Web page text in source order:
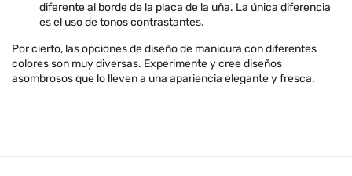
diferente al borde de la placa de la uña. La única diferencia
es el uso de tonos contrastantes.
Por cierto, las opciones de diseño de manicura con diferentes
colores son muy diversas. Experimente y cree diseños
asombrosos que lo lleven a una apariencia elegante y fresca.